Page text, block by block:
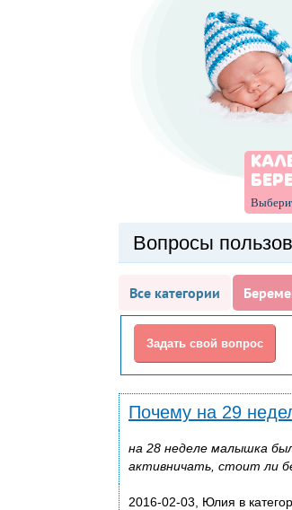
Вопросы
Все категории
Задать свой вопрос
Почему на 29
на 28 неделе малышка
активничать, стоит ли
2016-02-03, Юлия в